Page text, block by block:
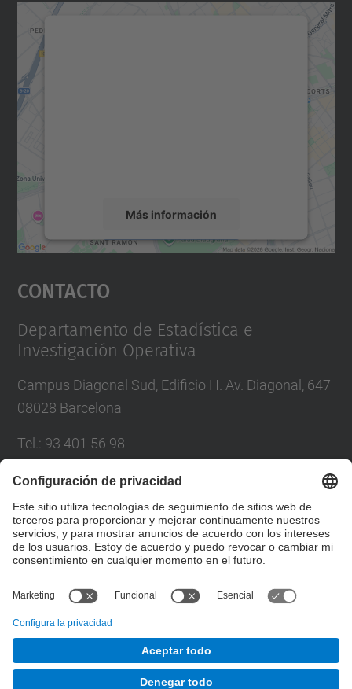
Más información
Aceptar
powered by
Contacto
Departamento de Estadística e
Investigación Operativa
Campus Diagonal Sud, Edificio H. Av. Diagonal, 647
08028 Barcelona
Tel. : 93 401 56 98
Correo:director.eio@upc.edu
Directorio UPC
Formulario de contacto
© UPCDepartamento de Estadística e Investigación